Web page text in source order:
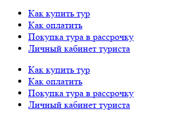
Как купить тур
Как оплатить
Покупка тура в рассрочку
Личный кабинет туриста
Как купить тур
Как оплатить
Покупка тура в рассрочку
Личный кабинет туриста